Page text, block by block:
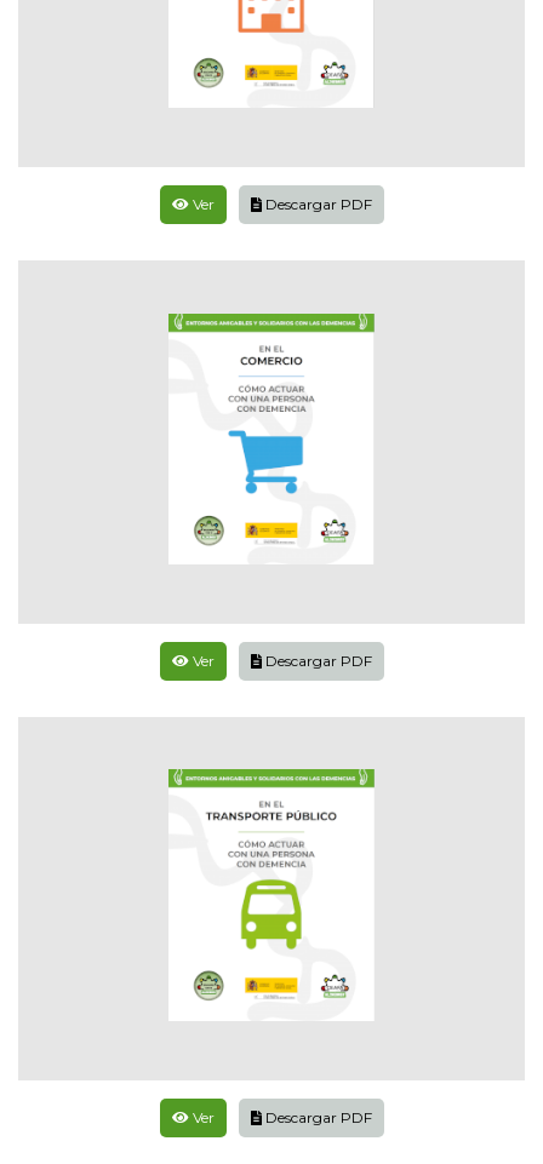
Ver Descargar PDF
Ver Descargar PDF
Ver Descargar PDF